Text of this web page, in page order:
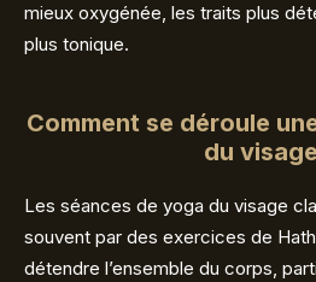
mieux oxygénée, les traits plus
plus tonique.
Comment se déroule
du
Les séances de yoga du visage
souvent par des exercices de
détendre l’ensemble du corps,